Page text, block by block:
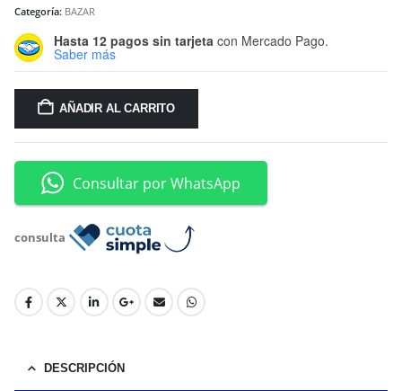
Categoría: BAZAR
Hasta 12 pagos sin tarjeta con Mercado Pago.
Saber más
AÑADIR AL CARRITO
Consultar por WhatsApp
consulta
DESCRIPCIÓN